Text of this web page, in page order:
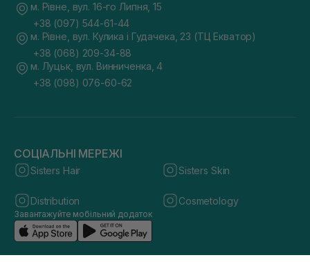
м. Рівне, вул. 16-го Липня, 15
+38 (097) 544-61-44
м. Рівне, вул. Кулика і Гудачека, 23 (ТЦ Екватор)
+38 (068) 209-34-88
м. Луцьк, вул. Винниченка, 4
+38 (098) 076-60-62
СОЦІАЛЬНІ МЕРЕЖІ
Sisters Hair Sisters Skin
Distribution Cosmetology
Завантажуйте мобільний додаток